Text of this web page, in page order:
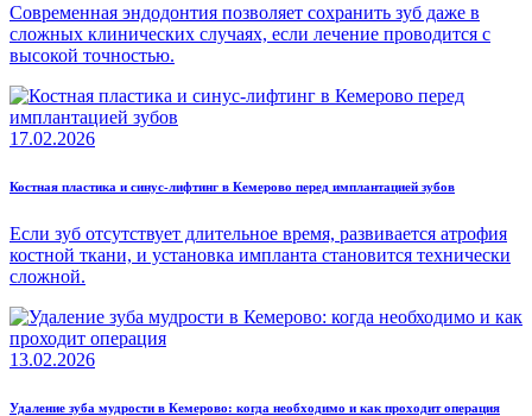
Современная эндодонтия позволяет сохранить зуб даже в
сложных клинических случаях, если лечение проводится с
высокой точностью.
17.02.2026
Костная пластика и синус-лифтинг в Кемерово перед имплантацией зубов
Если зуб отсутствует длительное время, развивается атрофия
костной ткани, и установка импланта становится технически
сложной.
13.02.2026
Удаление зуба мудрости в Кемерово: когда необходимо и как проходит операция